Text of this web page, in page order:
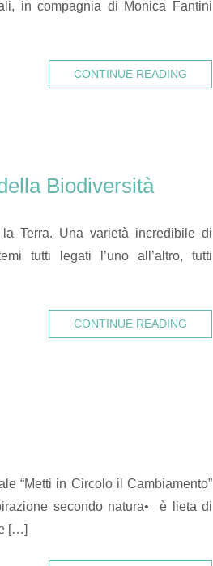
in compagnia di Monica Fantini
CONTINUE READING
Biodiversità
Terra. Una varietà incredibile di
tutti legati l’uno all’altro, tutti
CONTINUE READING
“Metti in Circolo il Cambiamento”
secondo natura• è lieta di
[…]